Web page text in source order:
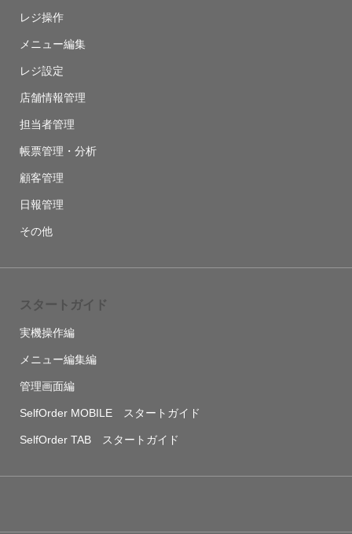
レジ操作
メニュー編集
レジ設定
店舗情報管理
担当者管理
帳票管理・分析
顧客管理
日報管理
その他
スタートガイド
実機操作編
メニュー編集編
管理画面編
SelfOrder MOBILE スタートガイド
SelfOrder TAB スタートガイド